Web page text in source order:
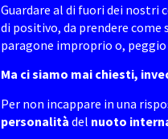
Guardare al di fuori dei nostri
di positivo, da prendere
paragone improprio o, peggio
Ma ci siamo mai chiesti,
Per non incappare in una
personalità del nuoto